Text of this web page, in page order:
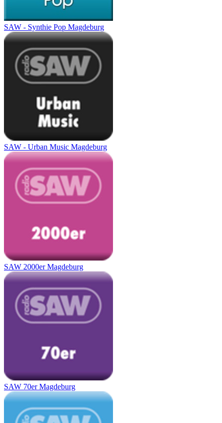
SAW - Synthie Pop Magdeburg
SAW - Urban Music Magdeburg
SAW 2000er Magdeburg
SAW 70er Magdeburg